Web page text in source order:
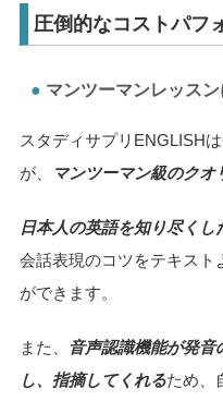
圧倒的なコストパフ
マンツーマンレッス
スタディサプリENGLISH
が、
マンツーマン級のクオ
日本人の英語を知り尽くし
会話表現のコツをテキスト
ができます。
また、
音声認識機能が発音
し、指摘してくれるため、